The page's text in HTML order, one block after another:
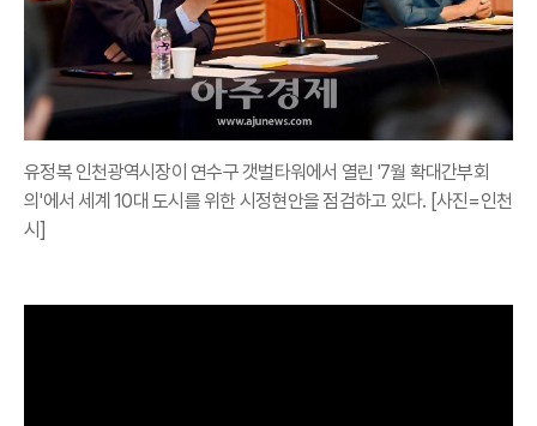
유정복 인천광역시장이 연수구 갯벌타워에서 열린 '7월 확대간부회
의'에서 세계 10대 도시를 위한 시정현안을 점검하고 있다. [사진=인천
시]